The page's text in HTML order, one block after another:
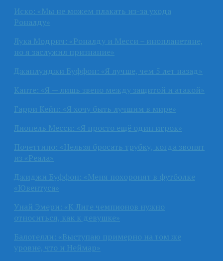
Иско: «Мы не можем плакать из-за ухода
Роналду»
Лука Модрич: «Роналду и Месси – инопланетяне,
но я заслужил признание»
Джанлуиджи Буффон: «Я лучше, чем 5 лет назад»
Канте: «Я — лишь звено между защитой и атакой»
Гарри Кейн: «Я хочу быть лучшим в мире»
Лионель Месси: «Я просто ещё один игрок»
Почеттино: «Нельзя бросать трубку, когда звонят
из «Реала»
Джиджи Буффон: «Меня похоронят в футболке
«Ювентуса»
Унай Эмери: «К Лиге чемпионов нужно
относиться, как к девушке»
Балотелли: «Выступаю примерно на том же
уровне, что и Неймар»